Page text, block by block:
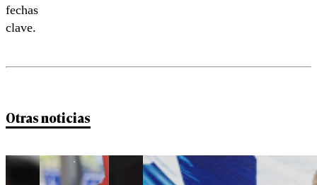
fechas
clave.
Otras noticias